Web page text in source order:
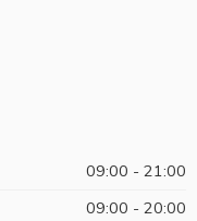
09:00 - 21:00
09:00 - 20:00